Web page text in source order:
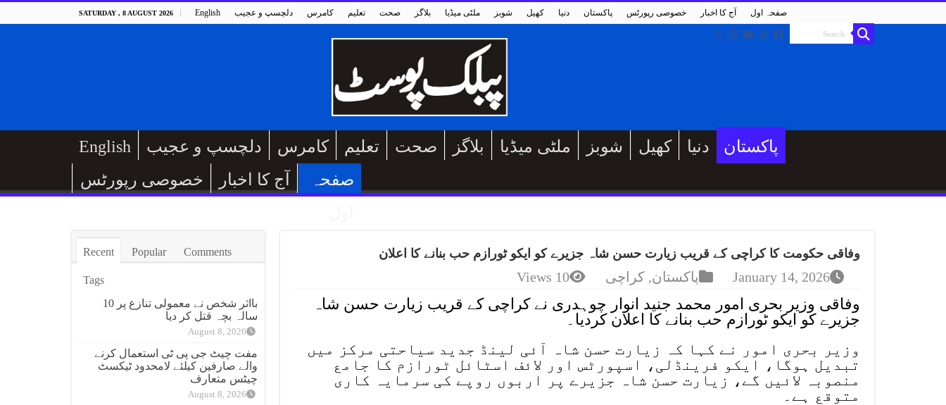
SATURDAY , 8 AUGUST 2026 English دلچسپ و عجیب کامرس تعلیم صحت بلاگز ملٹی میڈیا شوبز کھیل دنیا پاکستان خصوصی رپورٹس آج کا اخبار صفحہ اول
English دلچسپ و عجیب کامرس تعلیم صحت بلاگز ملٹی میڈیا شوبز کھیل دنیا
پاکستان
خصوصی رپورٹس
آج کا اخبار
صفحہ
وفاقی حکومت کا کراچی کے قریب زیارت حسن شاہ جزیرے کو ایکو ٹورازم حب بنانے کا اعلان
January 14, 2026 پاکستان, کراچی 10 Views
وفاقی وزیر بحری امور محمد جنید انوار چوہدری نے کراچی کے قریب زیارت حسن شاہ
جزیرے کو ایکو ٹورازم حب بنانے کا اعلان کردیا۔
وزیر بحری امور نے کہا کہ زیارت حسن شاہ آئی لینڈ جدید سیاحتی مرکز میں
تبدیل ہوگا، ایکو فرینڈلی، اسپورٹس اور لائف اسٹائل ٹورازم کا جامع
منصوبہ لائیں گے، زیارت حسن شاہ جزیرے پر اربوں روپے کی سرمایہ کاری
متوقع ہے۔
Recent Popular Comments
Tags
بااثر شخص نے معمولی تنازع پر 10
سالہ بچہ قتل کر دیا
August 8, 2026
مفت چیٹ جی پی ٹی استعمال کرنے
والے صارفین کیلئے لامحدود ٹیکسٹ
چیٹس متعارف
August 8, 2026